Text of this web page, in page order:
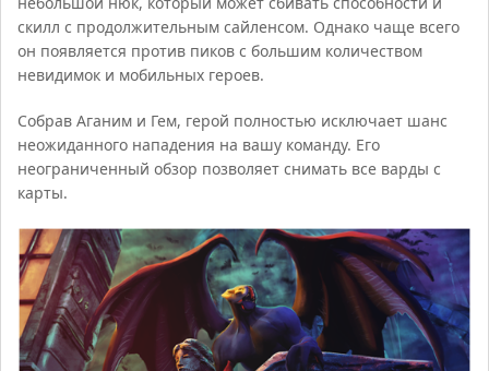
скилл с продолжительным сайленсом. Однако чаще всего
он появляется против пиков с большим количеством
невидимок и мобильных героев.
Собрав Аганим и Гем, герой полностью исключает шанс
неожиданного нападения на вашу команду. Его
неограниченный обзор позволяет снимать все варды с
карты.